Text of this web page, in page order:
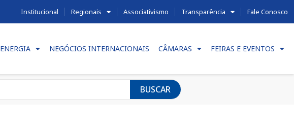
Institucional Regionais Associativismo Transparência Fale Conosco
ENERGIA NEGÓCIOS INTERNACIONAIS CÂMARAS FEIRAS E EVENTOS
BUSCAR